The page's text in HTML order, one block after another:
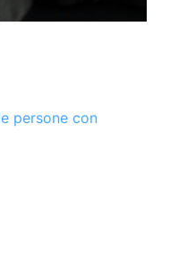
persone con